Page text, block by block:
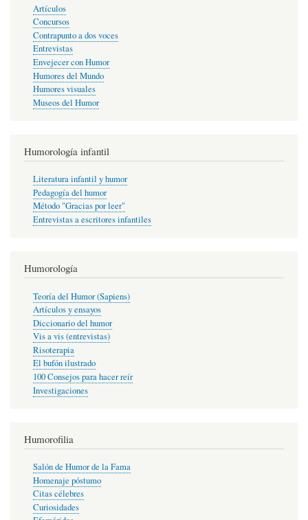
Artículos
Concursos
Contrapunto a dos voces
Entrevistas
Envejecer con Humor
Humores del Mundo
Humores visuales
Museos del Humor
Humorología infantil
Literatura infantil y humor
Pedagogía del humor
Método "Gracias por leer"
Entrevistas a escritores infantiles
Humorología
Teoría del Humor (Sapiens)
Artículos y ensayos
Diccionario del humor
Vis a vis (entrevistas)
Risoterapia
El bufón ilustrado
100 Consejos para hacer reír
Investigaciones
Humorofilia
Salón de Humor de la Fama
Homenaje póstumo
Citas célebres
Curiosidades